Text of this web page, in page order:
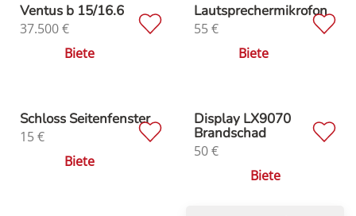
Ventus b 15/16.6
37.500€
Biete
Lautsprechermikrofon
55€
Biete
Schloss Seitenfenster
15€
Biete
Display LX9070
Brandschad
50€
Biete